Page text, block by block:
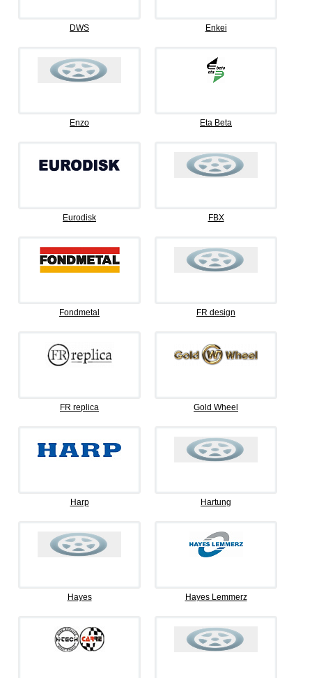
DWS Enkei
Enzo Eta Beta
Eurodisk FBX
Fondmetal FR design
FR replica Gold Wheel
Harp Hartung
Hayes Hayes Lemmerz